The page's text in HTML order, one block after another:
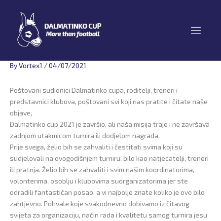
content
ByVortex1 /04/07/2021
Poštovani sudionici Dalmatinko cupa, roditelji, treneri i
predstavnici klubova, poštovani svi koji nas pratite i čitate naše
objave,
Dalmatinko cup 2021 je završio, ali naša misija traje i ne završava
zadnjom utakmicom turnira ili dodjelom nagrada.
Prije svega, želio bih se zahvaliti i čestitati svima koji su
sudjelovali na ovogodišnjem turniru, bilo kao natjecatelji, treneri
ili pratnja. Želio bih se zahvaliti i svim našim koordinatorima,
volonterima, osoblju i klubovima suorganizatorima jer ste
odradili fantastičan posao, a vi najbolje znate koliko je ovo bilo
zahtjevno. Pohvale koje svakodnevno dobivamo iz čitavog
svijeta za organizaciju, način rada i kvalitetu samog turnira jesu